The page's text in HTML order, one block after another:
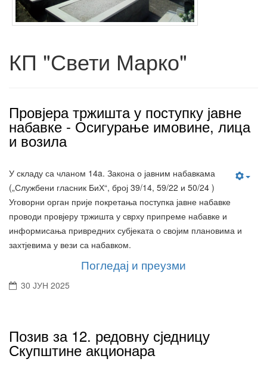
КП "Свети Марко"
Провјера тржишта у поступку јавне
набавке - Осигурање имовине, лица
и возила
У складу са чланом 14a. Закона о јавним набавкама
(„Службени гласник БиХ“, број 39/14, 59/22 и 50/24 )
Уговорни орган прије покретања поступка јавне набавке
проводи провјеру тржишта у сврху припреме набавке и
информисања привредних субјеката о својим плановима и
захтјевима у вези са набавком.
Погледај и преузми
30 ЈУН 2025
Позив за 12. редовну сједницу
Скупштине акционара